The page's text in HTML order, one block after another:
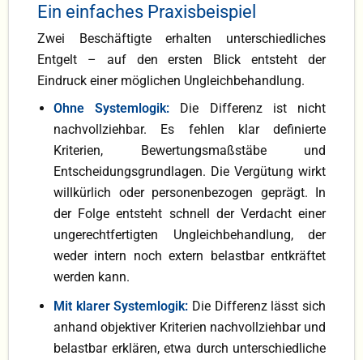
Ein einfaches Praxisbeispiel
Zwei Beschäftigte erhalten unterschiedliches
Entgelt – auf den ersten Blick entsteht der
Eindruck einer möglichen Ungleichbehandlung.
Ohne Systemlogik: Die Differenz ist nicht
nachvollziehbar. Es fehlen klar definierte
Kriterien, Bewertungsmaßstäbe und
Entscheidungsgrundlagen. Die Vergütung wirkt
willkürlich oder personenbezogen geprägt. In
der Folge entsteht schnell der Verdacht einer
ungerechtfertigten Ungleichbehandlung, der
weder intern noch extern belastbar entkräftet
werden kann.
Mit klarer Systemlogik: Die Differenz lässt sich
anhand objektiver Kriterien nachvollziehbar und
belastbar erklären, etwa durch unterschiedliche